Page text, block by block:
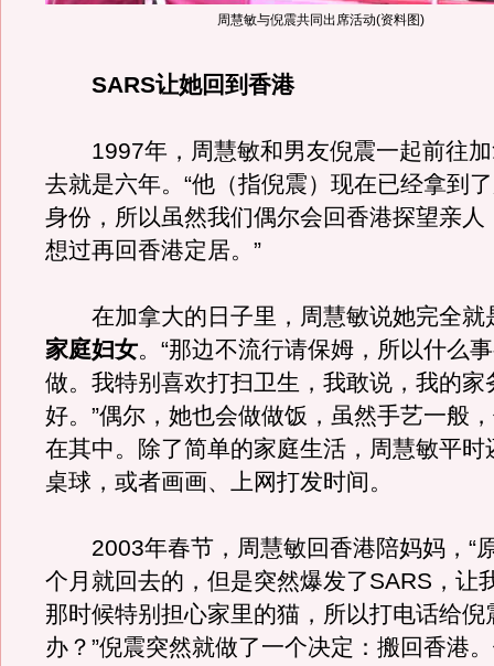
周慧敏与倪震共同出席活动(资料图)
SARS让她回到香港
1997年，周慧敏和男友倪震一起前往加
去就是六年。“他（指倪震）现在已经拿到
身份，所以虽然我们偶尔会回香港探望亲人
想过再回香港定居。”
在加拿大的日子里，周慧敏说她完全就
家庭妇女。“那边不流行请保姆，所以什么
做。我特别喜欢打扫卫生，我敢说，我的家
好。”偶尔，她也会做做饭，虽然手艺一般
在其中。除了简单的家庭生活，周慧敏平时
桌球，或者画画、上网打发时间。
2003年春节，周慧敏回香港陪妈妈，“
个月就回去的，但是突然爆发了SARS，让
那时候特别担心家里的猫，所以打电话给倪
办？”倪震突然就做了一个决定：搬回香港